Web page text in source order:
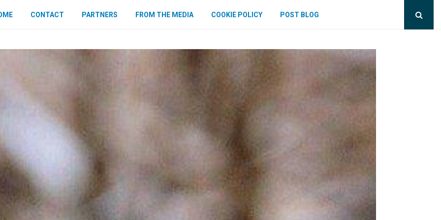
CONTACT PARTNERS FROM THE MEDIA COOKIE POLICY POST BLOG